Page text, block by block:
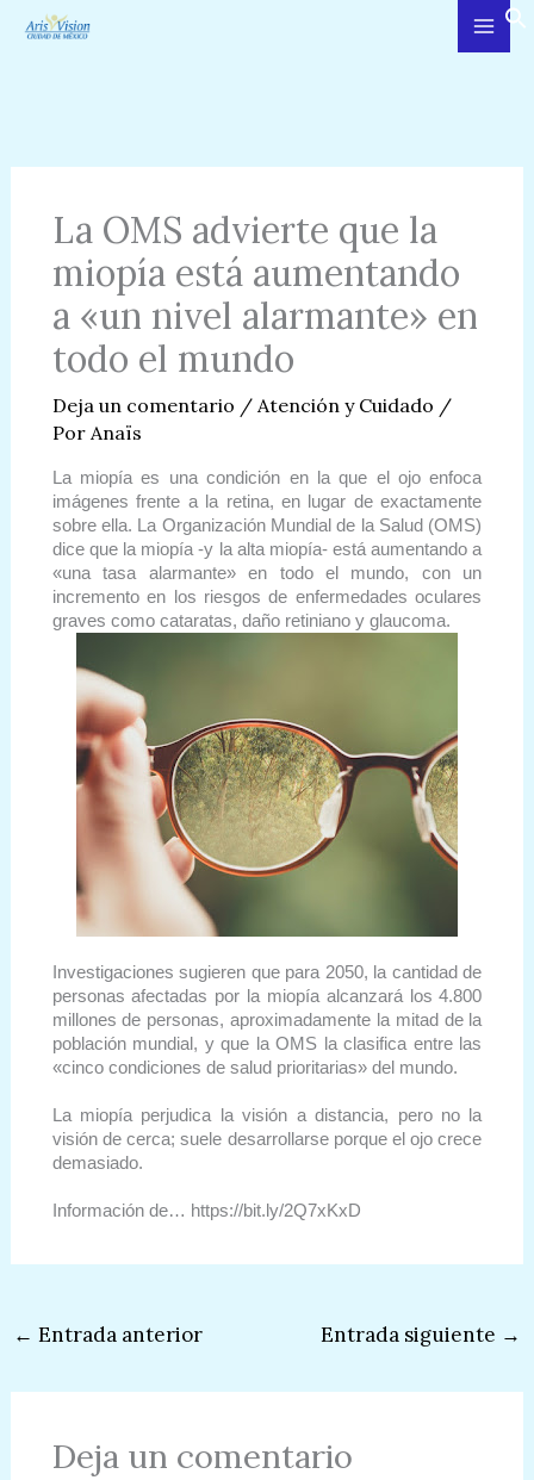
La OMS advierte que la
miopía está aumentando
a «un nivel alarmante» en
todo el mundo
Deja un comentario / Atención y Cuidado /
Por Anaïs
La miopía es una condición en la que el ojo enfoca
imágenes frente a la retina, en lugar de exactamente
sobre ella. La Organización Mundial de la Salud (OMS)
dice que la miopía -y la alta miopía- está aumentando a
«una tasa alarmante» en todo el mundo, con un
incremento en los riesgos de enfermedades oculares
graves como cataratas, daño retiniano y glaucoma.
Investigaciones sugieren que para 2050, la cantidad de
personas afectadas por la miopía alcanzará los 4.800
millones de personas, aproximadamente la mitad de la
población mundial, y que la OMS la clasifica entre las
«cinco condiciones de salud prioritarias» del mundo.
La miopía perjudica la visión a distancia, pero no la
visión de cerca; suele desarrollarse porque el ojo crece
demasiado.
Información de… https://bit.ly/2Q7xKxD
← Entrada anterior Entrada siguiente →
Deja un comentario